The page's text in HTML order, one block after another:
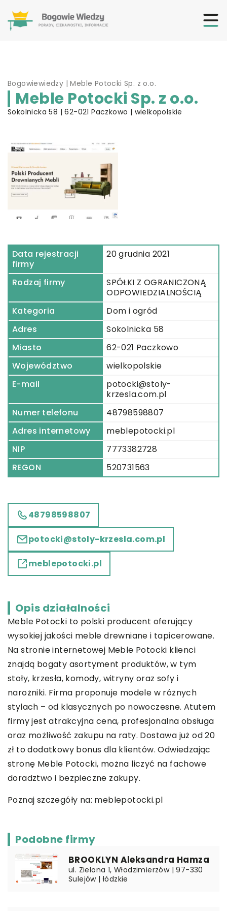
Bogowiewiedzy |Meble Potocki Sp. z o.o.
Meble Potocki Sp. z o.o.
Sokolnicka 58 | 62-021 Paczkowo | wielkopolskie
Data rejestracji
firmy
20 grudnia 2021
Rodzaj firmy
SPÓŁKI Z OGRANICZONĄ
ODPOWIEDZIALNOŚCIĄ
Kategoria
Dom i ogród
Adres
Sokolnicka 58
Miasto
62-021 Paczkowo
Województwo
wielkopolskie
E-mail
potocki@stoly-
krzesla.com.pl
Numer telefonu
48798598807
Adres internetowy
meblepotocki.pl
NIP
7773382728
REGON
520731563
48798598807
potocki@stoly-krzesla.com.pl
meblepotocki.pl
Opis działalności
Meble Potocki to polski producent oferujący
wysokiej jakości meble drewniane i tapicerowane.
Na stronie internetowej Meble Potocki klienci
znajdą bogaty asortyment produktów, w tym
stoły, krzesła, komody, witryny oraz sofy i
narożniki. Firma proponuje modele w różnych
stylach – od klasycznych po nowoczesne. Atutem
firmy jest atrakcyjna cena, profesjonalna obsługa
oraz możliwość zakupu na raty. Dostawa już od 20
zł to dodatkowy bonus dla klientów. Odwiedzając
stronę Meble Potocki, można liczyć na fachowe
doradztwo i bezpieczne zakupy.
Poznaj szczegóły na: meblepotocki.pl
Podobne firmy
BROOKLYN Aleksandra Hamza
ul. Zielona 1, Włodzimierzów | 97-330
Sulejów | łódzkie